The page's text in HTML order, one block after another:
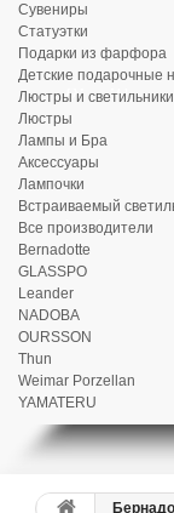
Сувениры
Статуэтки
Подарки из фарфора
Детские подарочные
Люстры и светильники
Люстры
Лампы и Бра
Аксессуары
Лампочки
Встраиваемый
Все производители
Bernadotte
GLASSPO
Leander
NADOBA
OURSSON
Thun
Weimar Porzellan
YAMATERU